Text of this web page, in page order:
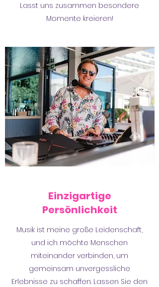
Lasst uns zusammen besondere
Momente kreieren!
Einzigartige
Persönlichkeit
Musik ist meine große Leidenschaft,
und ich möchte Menschen
miteinander verbinden, um
gemeinsam unvergessliche
Erlebnisse zu schaffen. Lassen Sie den